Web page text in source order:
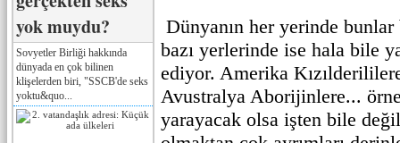
yok muydu?
Sovyetler Birliği hakkında
dünyada en çok bilinen
klişelerden biri, "SSCB'de seks
yoktu&quo...
Dünyanın her yerinde
bazı yerlerinde ise hala bile
ediyor. Amerika
Avustralya Aborijinlere...
yarayacak olsa işten bile